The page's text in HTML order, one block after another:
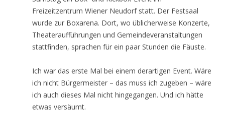
Freizeitzentrum Wiener Neudorf statt. Der Festsaal
wurde zur Boxarena. Dort, wo üblicherweise Konzerte,
Theateraufführungen und Gemeindeveranstaltungen
stattfinden, sprachen für ein paar Stunden die Fäuste.
Ich war das erste Mal bei einem derartigen Event. Wäre
ich nicht Bürgermeister – das muss ich zugeben – wäre
ich auch dieses Mal nicht hingegangen. Und ich hätte
etwas versäumt.